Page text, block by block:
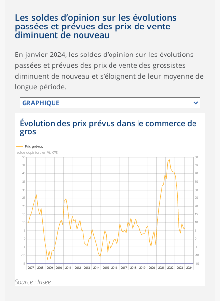
Les soldes d’opinion sur les évolutions
passées et prévues des prix de vente
diminuent de nouveau
En janvier 2024, les soldes d’opinion sur les évolutions
passées et prévues des prix de vente des grossistes
diminuent de nouveau et s’éloignent de leur moyenne de
longue période.
Évolution des prix prévus dans le commerce de
gros
-15
-10
-5
0
5
10
15
20
25
30
35
40
45
50
-15
-10
-5
0
5
10
15
20
25
30
35
40
45
50
solde d’opinion, en %, CVS
2007 2008 2009 2010 2011 2012 2013 2014 2015 2016 2017 2018 2019 2020 2021 2022 2023 2024
Prix prévus
Source : Insee